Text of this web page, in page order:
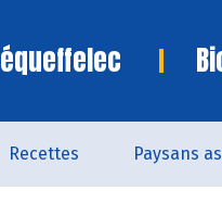
Recettes Paysans